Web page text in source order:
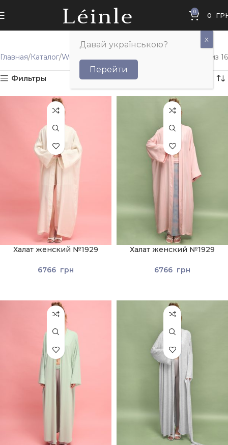
0 0
Главная Каталог Wellness Отображение 1–12 из 16
Фильтры
Халат женский №1929
6766 грн
Халат женский №1929
6766 грн
Давай українською?
Перейти